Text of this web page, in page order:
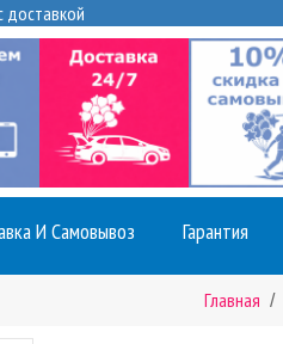
доставкой
И Самовывоз Гарантия
Главная